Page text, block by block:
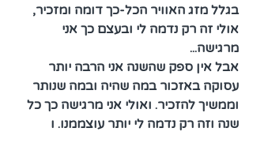
בגלל מזג האוויר הכל-כך דומה ומזכיר,
אולי זה רק נדמה לי ובעצם כך אני
מרגישה...
אבל אין ספק שהשנה אני הרבה יותר
עסוקה באזכור במה שהיה ובמה שנותר
וממשיך להזכיר. ואולי אני מרגישה כך כל
שנה וזה רק נדמה לי יותר עוצממנו. ו